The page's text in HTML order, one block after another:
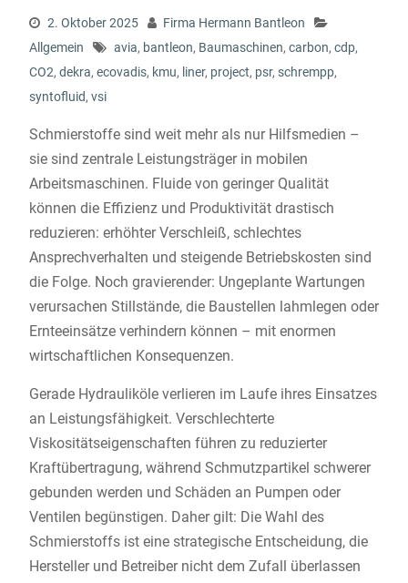
2. Oktober 2025
Firma Hermann Bantleon
Allgemein
avia, bantleon, Baumaschinen, carbon, cdp,
CO2, dekra, ecovadis, kmu, liner, project, psr, schrempp,
syntofluid, vsi
Schmierstoffe sind weit mehr als nur Hilfsmedien –
sie sind zentrale Leistungsträger in mobilen
Arbeitsmaschinen. Fluide von geringer Qualität
können die Effizienz und Produktivität drastisch
reduzieren: erhöhter Verschleiß, schlechtes
Ansprechverhalten und steigende Betriebskosten sind
die Folge. Noch gravierender: Ungeplante Wartungen
verursachen Stillstände, die Baustellen lahmlegen oder
Ernteeinsätze verhindern können – mit enormen
wirtschaftlichen Konsequenzen.
Gerade Hydrauliköle verlieren im Laufe ihres Einsatzes
an Leistungsfähigkeit. Verschlechterte
Viskositätseigenschaften führen zu reduzierter
Kraftübertragung, während Schmutzpartikel schwerer
gebunden werden und Schäden an Pumpen oder
Ventilen begünstigen. Daher gilt: Die Wahl des
Schmierstoffs ist eine strategische Entscheidung, die
Hersteller und Betreiber nicht dem Zufall überlassen